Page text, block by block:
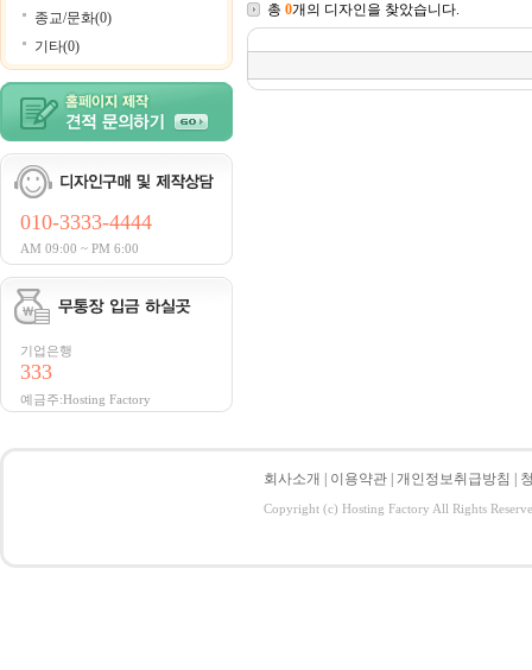
종교/문화(0)
기타(0)
010-3333-4444
AM 09:00 ~ PM 6:00
기업은행
333
예금주:Hosting Factory
총 0개의 디자인을 찾았습니다.
회사소개 이용약관 개인정보취급방침
Copyright (c) Hosting Factory All Rights